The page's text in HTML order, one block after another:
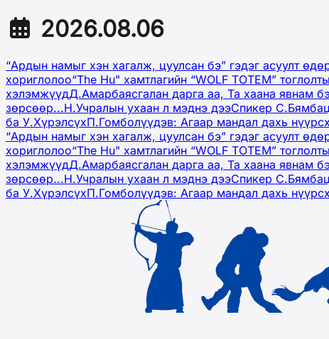
2026.08.06
“Ардын намыг хэн хагалж, цуулсан бэ” гэдэг асуулт
хориглолоо“The Hu" хамтлагийн “WOLF TOTEM”
хэлэмжүүдД.Амарбаясгалан дарга аа, Та хаана явнам
зөрсөөр...Н.Учралын ухаан л мэднэ дээСпикер
ба У.ХүрэлсүхП.Гомболүүдэв: Агаар мандал дахь
“Ардын намыг хэн хагалж, цуулсан бэ” гэдэг асуулт
хориглолоо“The Hu" хамтлагийн “WOLF TOTEM”
хэлэмжүүдД.Амарбаясгалан дарга аа, Та хаана явнам
зөрсөөр...Н.Учралын ухаан л мэднэ дээСпикер
ба У.ХүрэлсүхП.Гомболүүдэв: Агаар мандал дахь